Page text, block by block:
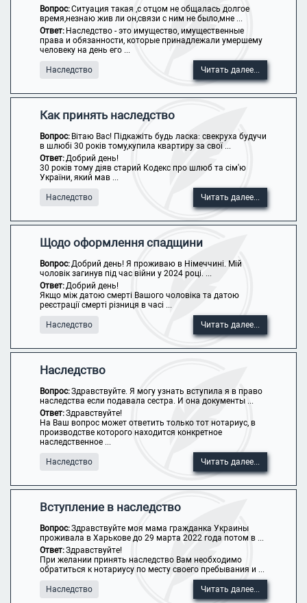
Вопрос:Ситуация такая ,с отцом не общалась долгое
время,незнаю жив ли он,связи с ним не было,мне ...
Ответ: Наследство - это имущество, имущественные
права и обязанности, которые принадлежали умершему
человеку на день его ...
Наследство Читать далее...
Как принять наследство
Вопрос: Вітаю Вас! Підкажіть будь ласка: свекруха будучи
в шлюбі 30 років тому,купила квартиру за свої ...
Ответ:Добрий день!
30 років тому діяв старий Кодекс про шлюб та сім'ю
України, який мав ...
Наследство Читать далее...
Щодо оформлення спадщини
Вопрос:Добрий день! Я проживаю в Німеччині. Мій
чоловік загинув під час війни у 2024 році. ...
Ответ:Добрий день!
Якщо між датою смерті Вашого чоловіка та датою
реєстрації смерті різниця в часі ...
Наследство Читать далее...
Наследство
Вопрос:Здравствуйте. Я могу узнать вступила я в право
наследства если подавала сестра. И она документы ...
Ответ:Здравствуйте!
На Ваш вопрос может ответить только тот нотариус, в
производстве которого находится конкретное
наследственное ...
Наследство Читать далее...
Вступление в наследство
Вопрос:Здравствуйте моя мама гражданка Украины
проживала в Харькове до 29 марта 2022 года потом в ...
Ответ:Здравствуйте!
При желании принять наследство Вам необходимо
обратиться к нотариусу по месту своего пребывания и ...
Наследство Читать далее...